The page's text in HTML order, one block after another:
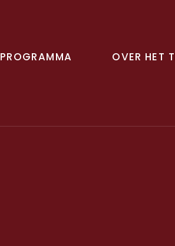
PROGRAMMA OVER HET